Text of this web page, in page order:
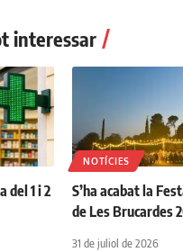
interessar
del 1 i 2
NOTÍCIES
S’ha acabat la
de Les Brucardes
31 de juliol de 2026